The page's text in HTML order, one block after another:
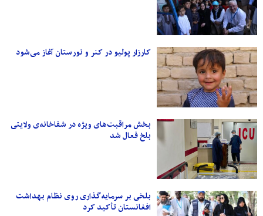
کارزار پولیو در کنر و نورستان آغاز می‌شود
بخش مراقبت‌های ویژه در شفاخانه‌ی ولایتی
بلخ فعال شد
بلخی بر سرمایه‌گذاری روی نظام بهداشت
افغانستان تأکید کرد